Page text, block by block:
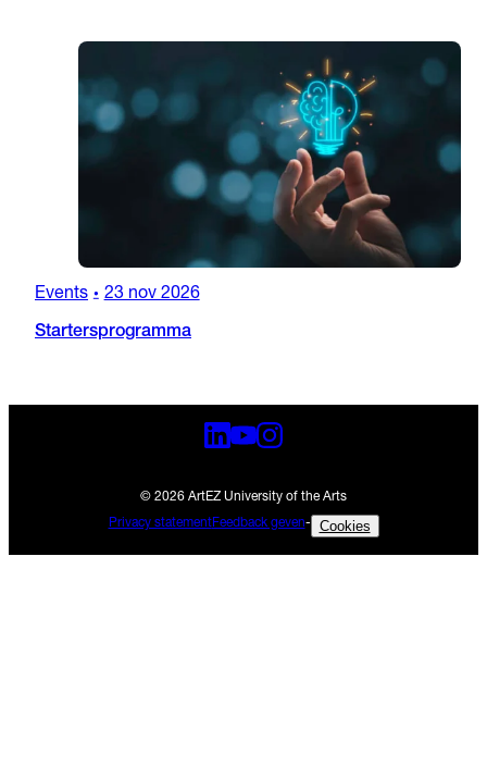
Events • 23 nov 2026
Startersprogramma
© 2026 ArtEZ University of the Arts
Privacy statementFeedback geven- Cookies